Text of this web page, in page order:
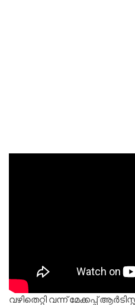
വഴിതെറ്റി വന്ന് മേക്കപ്പ്